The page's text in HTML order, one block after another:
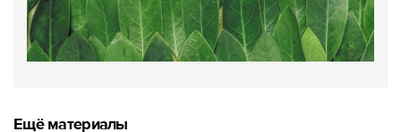
Ещё материалы